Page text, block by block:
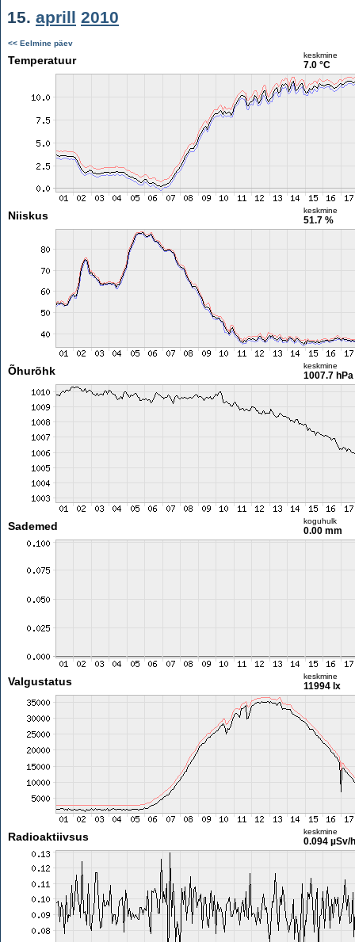
15. aprill 2010
<< Eelmine päev
Temperatuur keskmine
7.0 °C
Niiskus keskmine
51.7 %
Õhurõhk keskmine
1007.7 hPa
Sademed koguhulk
0.00 mm
Valgustatus keskmine
11994 lx
Radioaktiivsus keskmine
0.094 µSv/h